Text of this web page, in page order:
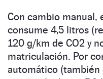
Con cambio manual,
consume 4,5 litros
120 g/km de CO2 y
matriculación. Por
automático (también